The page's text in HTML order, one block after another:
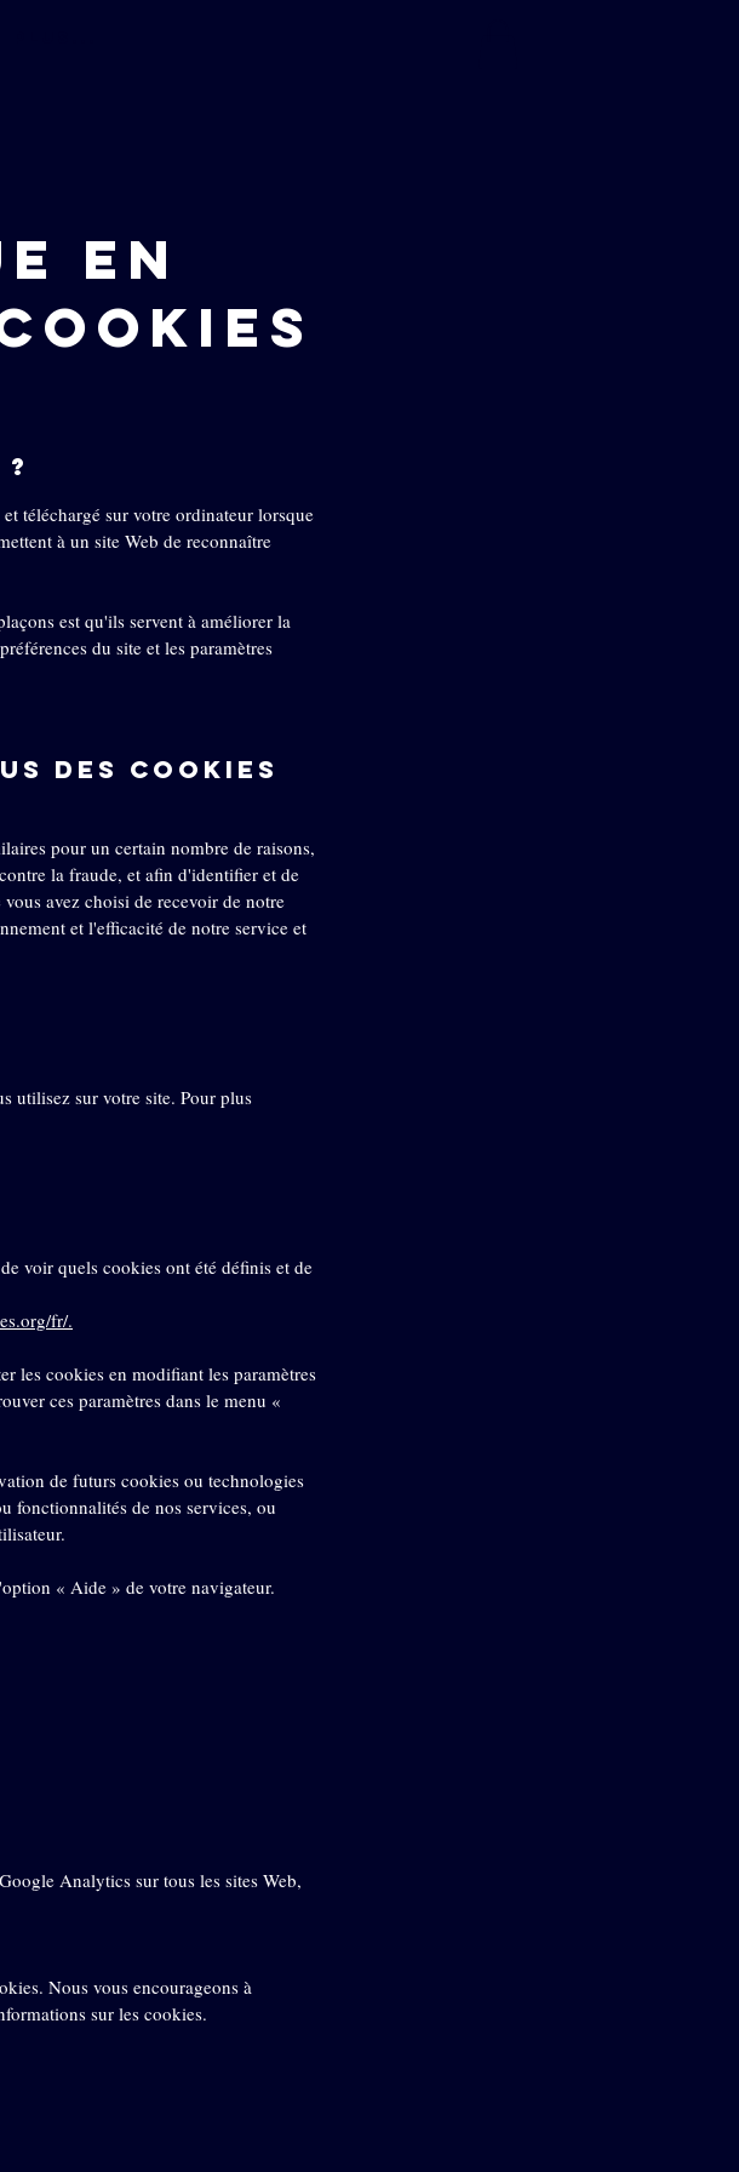
EN
téléchargé sur votre ordinateur lorsque
à un site Web de reconnaître
est qu'ils servent à améliorer la
du site et les paramètres
des cookies
pour un certain nombre de raisons,
la fraude, et afin d'identifier et de
avez choisi de recevoir de notre
et l'efficacité de notre service et
utilisez sur votre site. Pour plus
voir quels cookies ont été définis et de
fr/.
les cookies en modifiant les paramètres
ces paramètres dans le menu «
de futurs cookies ou technologies
fonctionnalités de nos services, ou
« Aide » de votre navigateur.
Analytics sur tous les sites Web,
Nous vous encourageons à
sur les cookies.